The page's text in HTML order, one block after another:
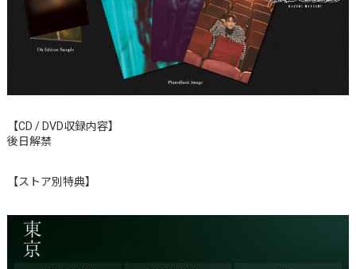
【CD / DVD収録内容】
後日解禁
【ストア別特典】